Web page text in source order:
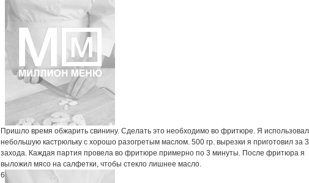
Пришло время обжарить свинину. Сделать это необходимо во фритюре. Я использовал
небольшую кастрюльку с хорошо разогретым маслом. 500 гр. вырезки я приготовил за 3
захода. Каждая партия провела во фритюре примерно по 3 минуты. После фритюра я
выложил мясо на салфетки, чтобы стекло лишнее масло.
6